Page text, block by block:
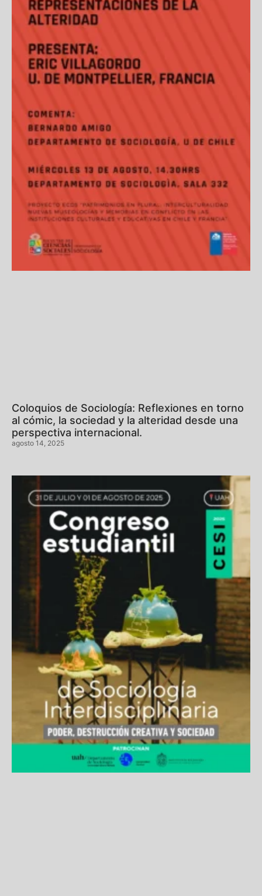
Coloquios de Sociología: Reflexiones en torno
al cómic, la sociedad y la alteridad desde una
perspectiva internacional.
agosto 14, 2025